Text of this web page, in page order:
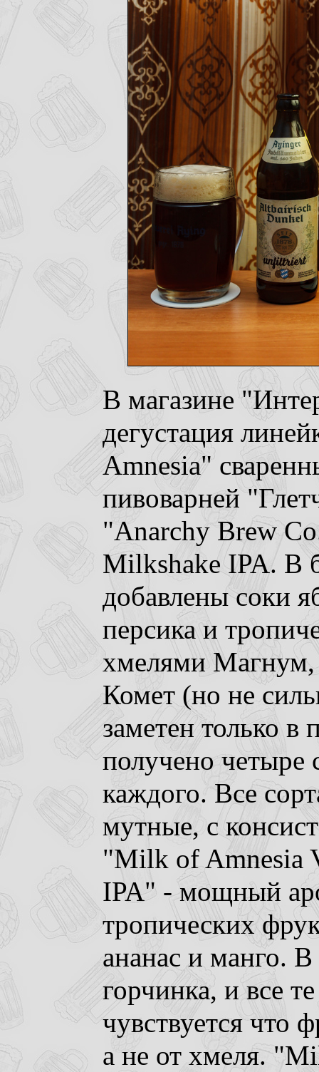
В магазине
дегустация
Amnesia"
пивоварней
"Anarchy Brew
Milkshake IPA. В
добавлены соки
персика и
хмелями
Комет (но не
заметен только в
получено четыре
каждого. Все
мутные, с
"Milk of Amnesia
IPA" - мощный
тропических
ананас и манго. В
горчинка, и все
чувствуется что
а не от хмеля.